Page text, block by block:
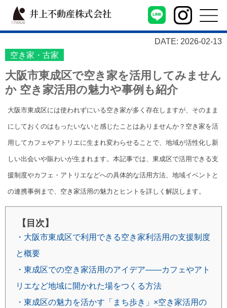
井上不動産株式会社
DATE: 2026-02-13
空き家・古家
大阪市東成区で空き家を活用してみません
か 空き家活用の魅力や事例も紹介
大阪市東成区には使われずにいる空き家が多く存在しますが、そのまま
にしておくのはもったいないと感じたことはありませんか？空き家を活
用してカフェやアトリエに生まれ変わらせることで、地域が活性化し新
しい出会いや賑わいが生まれます。本記事では、東成区で活用できる支
援制度やカフェ・アトリエなどへの具体的な活用方法、地域イベントと
の連携事例まで、空き家活用の魅力とヒントを詳しく解説します。
【目次】
・大阪市東成区で利用できる空き家利活用の支援制度
と概要
・東成区での空き家活用のアイデア――カフェやアト
リエなど地域に開かれた場をつくる方法
・東成区の魅力を活かす「まち歩き」×空き家活用の